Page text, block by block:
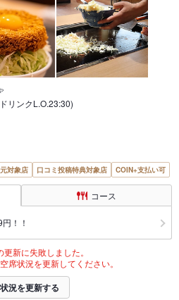
リンクL.O.23:30)
対象店 口コミ投稿特典対象店 COIN+支払い可
コース
！！
新に失敗しました。
席状況を更新してください。
況を更新する